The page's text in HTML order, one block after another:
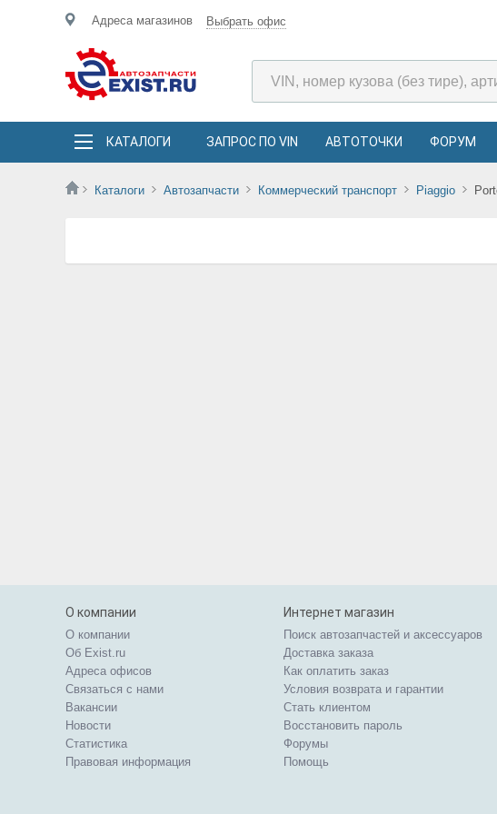
Адреса магазинов Выбрать офис
КАТАЛОГИ ЗАПРОС ПО VIN АВТОТОЧКИ ФОРУМ
Каталоги Автозапчасти Коммерческий транспорт Piaggio
О компании
О компании
Об Exist.ru
Адреса офисов
Связаться с нами
Вакансии
Новости
Статистика
Правовая информация
Интернет магазин
Поиск автозапчастей и аксессуаров
Доставка заказа
Как оплатить заказ
Условия возврата и гарантии
Стать клиентом
Восстановить пароль
Форумы
Помощь